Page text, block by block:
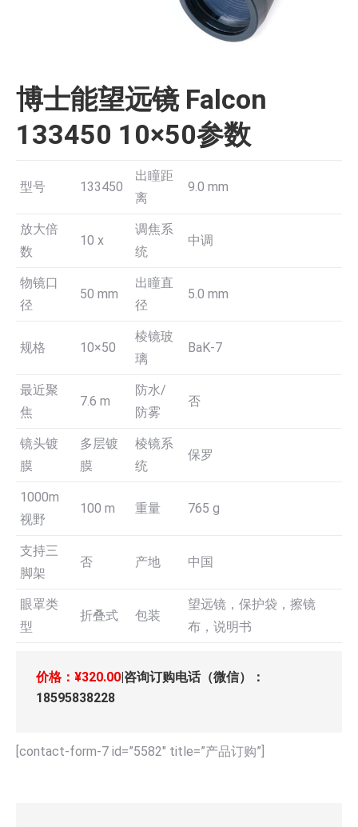
博士能望远镜 Falcon
133450 10×50参数
型号 133450
出瞳距
离
9.0 mm
放大倍
数
10 x
调焦系
统
中调
物镜口
径
50 mm
出瞳直
径
5.0 mm
规格 10×50
棱镜玻
璃
BaK-7
最近聚
焦
7.6 m
防水/
防雾
否
镜头镀
膜
多层镀
膜
棱镜系
统
保罗
1000m
视野
100 m 重量 765 g
支持三
脚架
否 产地 中国
眼罩类
型
折叠式 包装
望远镜，保护袋，擦镜
布，说明书
价格：¥320.00|咨询订购电话（微信）：
18595838228
[contact-form-7 id=”5582″ title=”产品订购”]